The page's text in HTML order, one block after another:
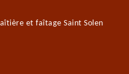
et faîtage Saint Solen